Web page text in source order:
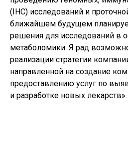
(IHC) исследований и
ближайшем будущем
решения для исследований в
метаболомики. Я рад
реализации стратегии
направленной на создание
предоставлению услуг по
и разработке новых лекарств».